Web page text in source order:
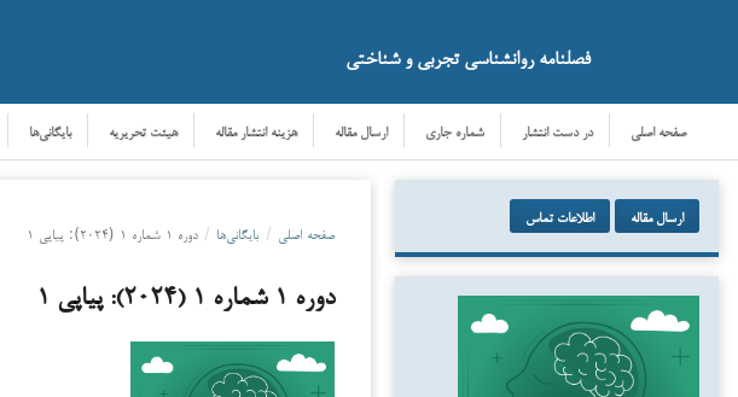
فصلنامه روانشناسی تجربی و شناختی
صفحه اصلی در دست انتشار شماره جاری ارسال مقاله هزینه انتشار مقاله هیئت تحریریه بایگانی‌ها
ارسال مقاله اطلاعات تماس
صفحه اصلی / بایگانی‌ها / دوره ۱ شماره ۱ (۲۰۲۴): پیاپی ۱
دوره ۱ شماره ۱ (۲۰۲۴): پیاپی ۱